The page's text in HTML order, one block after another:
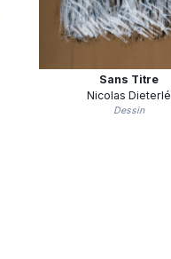
Sans Titre
Nicolas Dieterlé
Dessin